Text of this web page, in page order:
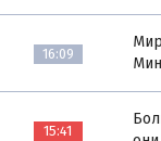
16:09
15:41